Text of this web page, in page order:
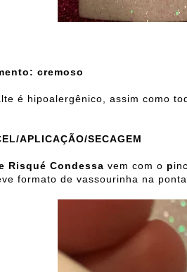
cremoso
é hipoalergênico, assim como
APLICAÇÃO/SECAGEM
Risqué Condessa vem com o p
formato de vassourinha na ponta.